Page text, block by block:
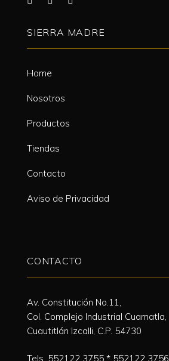
SIERRA MADRE
Home
Nosotros
Productos
Tiendas
Contacto
Aviso de Privacidad
CONTACTO
Av. Constitución No.11,
Col. Complejo Industrial Cuamatla,
Cuautitlán Izcalli, C.P. 54730
Tels. 552122 3755 * 552122 3756